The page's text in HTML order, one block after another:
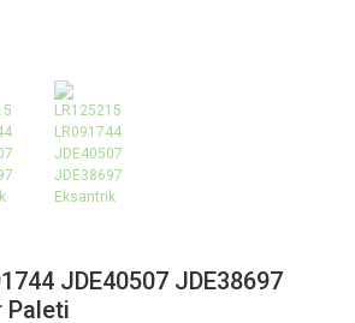
JDE40507 JDE38697
Paleti